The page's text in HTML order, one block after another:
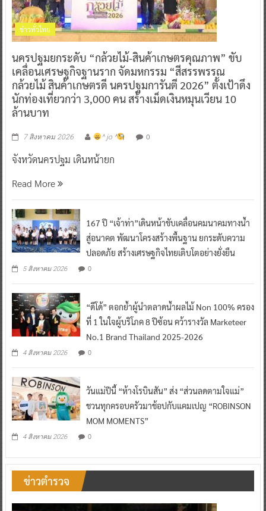
ข่าวทั่วไทย
นครปฐมยกระดับ “กล้วยไม้-สินค้าเกษตรคุณภาพ” ขับ
เคลื่อนเศรษฐกิจฐานราก จัดมหกรรม “สีสรรพรรณ
กล้วยไม้ สินค้าเกษตรดี นครปฐมการันตี 2026” ตั้งเป้าดึง
นักท่องเที่ยวกว่า 3,000 คน สร้างเม็ดเงินหมุนเวียน 10
ล้านบาท
7 สิงหาคม 2026 ^ jo ^ 0
จังหวัดนครปฐม เดินหน้ายก
Read More
167 ปี “เจ้าท่า”เดินหน้าขับเคลื่อนคมนาคมทางน้ำ
สู่อนาคต พัฒนาโครงสร้างพื้นฐาน ยกระดับความ
ปลอดภัย สร้างเศรษฐกิจไทยเติบโตอย่างยั่งยืน
5 สิงหาคม 2026 0
“ดีโด้” ตอกย้ำผู้นำตลาดน้ำผลไม้ Non 100% ครอง
ที่ 1 ในใจผู้บริโภค 8 ปีซ้อน คว้ารางวัล Marketeer
No.1 Brand Thailand 2025-2026
4 สิงหาคม 2026 0
วันแม่ปีนี้ “ห้างโรบินสัน” ส่ง “ส่วนลดตามใจแม่”
ชวนทุกครอบครัวมาช้อปกับแคมเปญ “ROBINSON
MOM MOMENTS”
4 สิงหาคม 2026 0
ข่าวตำรวจ